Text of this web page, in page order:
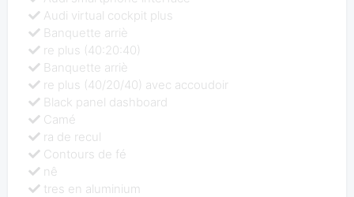
Audi virtual cockpit plus
Banquette arriè
re plus (40:20:40)
Banquette arriè
re plus (40/20/40) avec accoudoir
Black panel dashboard
Camé
ra de recul
Contours de fé
nê
tres en aluminium